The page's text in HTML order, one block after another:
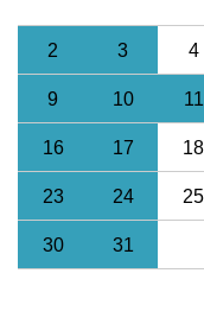
2 3 4
9 10 11
16 17 18
23 24 25
30 31